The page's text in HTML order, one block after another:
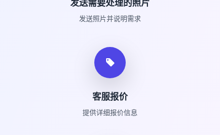
发送需要处理的照片
发送照片并说明需求
客服报价
提供详细报价信息